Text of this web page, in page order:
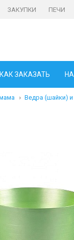
ЗАКУПКИ ПЕЧИ
КАК ЗАКАЗАТЬ
Ведра (шайки) и